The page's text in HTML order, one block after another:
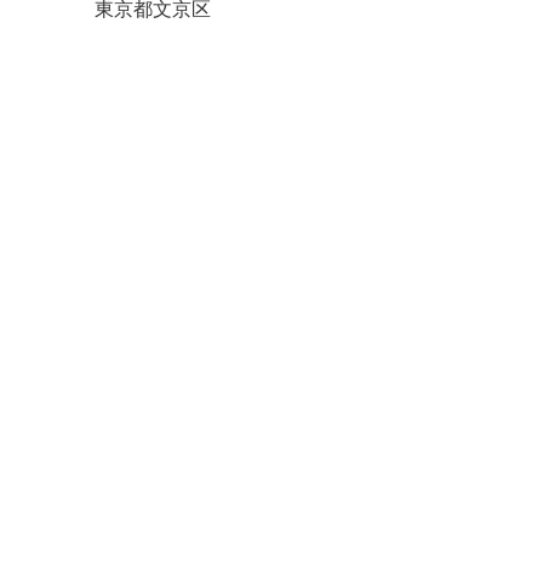
東京都文京区